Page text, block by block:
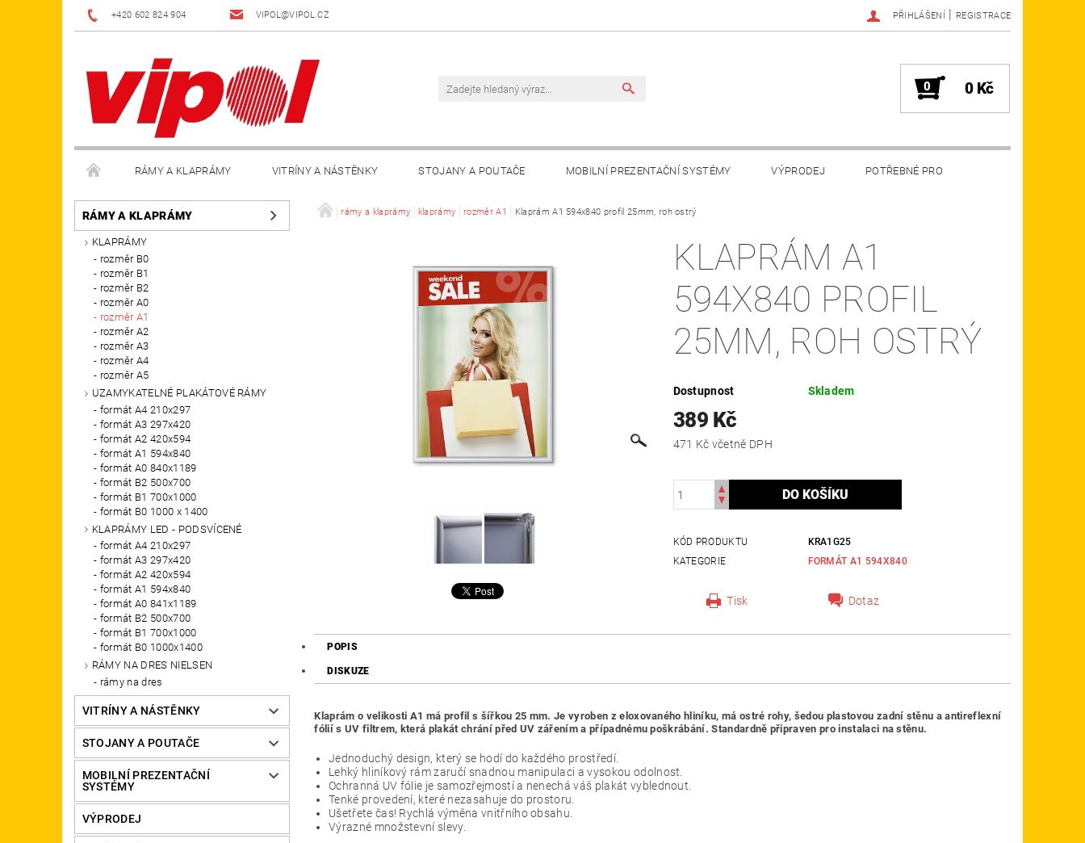
+420 602 824 904 VIPOL@VIPOL.CZ PŘIHLÁŠENÍ | REGISTRACE
0 0 Kč
RÁMY A KLAPRÁMY VITRÍNY A NÁSTĚNKY STOJANY A POUTAČE MOBILNÍ PREZENTAČNÍ SYSTÉMY VÝPRODEJ POTŘEBNÉ PRO
DOPLŇKY OBCHODNÍ PODMÍNKY KONTAKTY
RÁMY A KLAPRÁMY
KLAPRÁMY
rozměr B0
rozměr B1
rozměr B2
rozměr A0
rozměr A1
rozměr A2
rozměr A3
rozměr A4
rozměr A5
UZAMYKATELNÉ PLAKÁTOVÉ RÁMY
formát A4 210x297
formát A3 297x420
formát A2 420x594
formát A1 594x840
formát A0 840x1189
formát B2 500x700
formát B1 700x1000
formát B0 1000 x 1400
KLAPRÁMY LED - PODSVÍCENÉ
formát A4 210x297
formát A3 297x420
formát A2 420x594
formát A1 594x840
formát A0 841x1189
formát B2 500x700
formát B1 700x1000
formát B0 1000x1400
RÁMY NA DRES NIELSEN
rámy na dres
VITRÍNY A NÁSTĚNKY
STOJANY A POUTAČE
MOBILNÍ PREZENTAČNÍ
SYSTÉMY
VÝPRODEJ
rámy a klaprámy klaprámy rozměr A1 Klaprám A1 594x840 profil 25mm, roh ostrý
KLAPRÁM A1
594X840 PROFIL
25MM, ROH OSTRÝ
Dostupnost Skladem
389 Kč
471 Kč včetně DPH
KÓD PRODUKTU
KRA1G25
KATEGORIE
FORMÁT A1 594X840
Tisk Dotaz
POPIS
DISKUZE
Klaprám o velikosti A1 má profil s šířkou 25 mm. Je vyroben z eloxovaného hliníku, má ostré rohy, šedou plastovou zadní stěnu a antireflexní
fólií s UV filtrem, která plakát chrání před UV zářením a případnému poškrábání. Standardně připraven pro instalaci na stěnu.
Jednoduchý design, který se hodí do každého prostředí.
Lehký hliníkový rám zaručí snadnou manipulaci a vysokou odolnost.
Ochranná UV fólie je samozřejmostí a nenechá váš plakát vyblednout.
Tenké provedení, které nezasahuje do prostoru.
Ušetřete čas! Rychlá výměna vnitřního obsahu.
Výrazné množstevní slevy.